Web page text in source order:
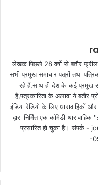
लेखक पिछले 28 वर्षो से बतौर
सभी प्रमुख समाचार पत्रों तथा
रहे हैं,साथ ही देश के कई प्रमुख
है,पत्रकारिता के अलावा ये
इंडिया रेडियो के लिए धारावाहिकों
द्वारा निर्मित एक कॉमेडी
प्रसारित हो चुका है। संपर्क -
-